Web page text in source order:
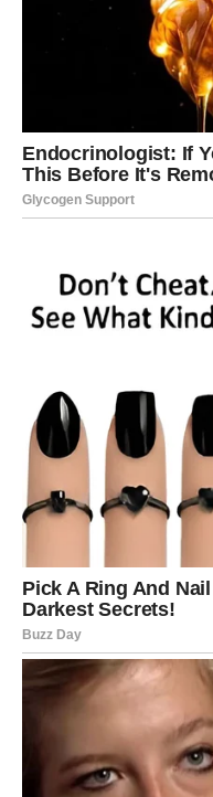
U narednom periodu,
koji nose snažan
određenim osobama ili
potencijal da promene
slučajni – oni dolaze
Svaki susret i svaka
što na prvi pogled
nalaze u centru važnih
Neočekivane
Sudbina donosi i
mogućnosti o kojima
koje su delovale
Ono što je bilo
energiju. Blizanci će
pravcu koji im je oduvek
razlogom i u pravom
Unutrašnja
snaga